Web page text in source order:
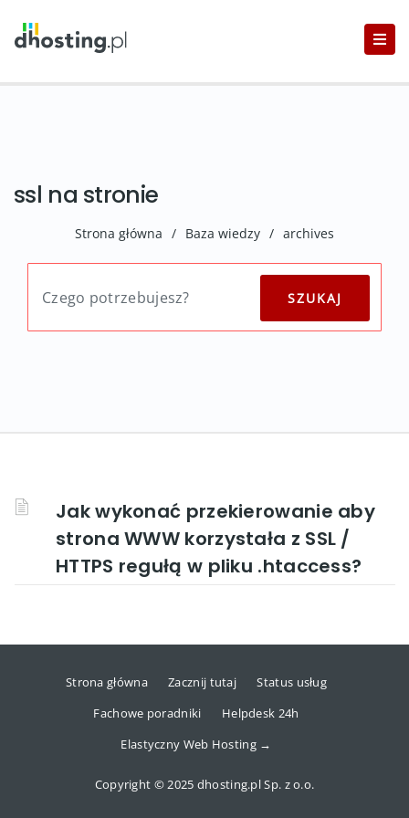
ssl na stronie
Strona główna / Baza wiedzy / archives
Jak wykonać przekierowanie aby
strona WWW korzystała z SSL /
HTTPS regułą w pliku .htaccess?
Strona główna Zacznij tutaj
Status usług
Fachowe poradniki
Helpdesk 24h
Elastyczny Web Hosting →
Copyright © 2025 dhosting.pl Sp. z o.o.